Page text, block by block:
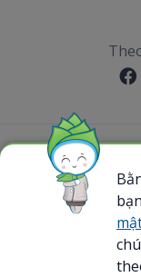
Sơ đồ website
@ 2023
Reserved.
Business